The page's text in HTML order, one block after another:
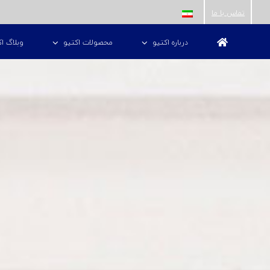
کردن
تماس با ما
درباره اکتیو محصولات اکتیو وبلاگ